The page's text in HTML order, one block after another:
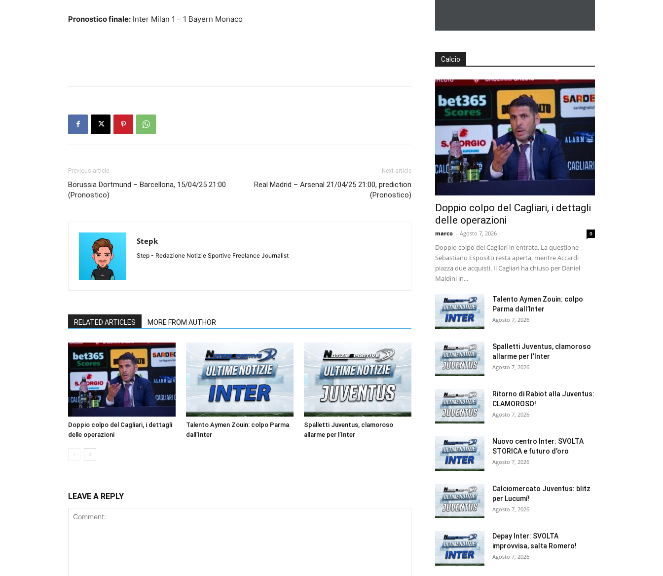
Pronostico finale: Inter Milan 1 – 1 Bayern Monaco
Previous article
Borussia Dortmund – Barcellona, 15/04/25 21:00
(Pronostico)
Next article
Real Madrid – Arsenal 21/04/25 21:00, prediction
(Pronostico)
Stepk
Step - Redazione Notizie Sportive Freelance Journalist
RELATED ARTICLES MORE FROM AUTHOR
Doppio colpo del Cagliari, i dettagli
delle operazioni
Talento Aymen Zouin: colpo Parma
dall’Inter
Spalletti Juventus, clamoroso
allarme per l’Inter
LEAVE A REPLY
Calcio
Doppio colpo del Cagliari, i dettagli
delle operazioni
marco - Agosto 7, 2026 0
Doppio colpo del Cagliari in entrata. La questione
Sebastiano Esposito resta aperta, mentre Accardi
piazza due acquisti. Il Cagliari ha chiuso per Daniel
Maldini in...
Talento Aymen Zouin: colpo
Parma dall’Inter
Agosto 7, 2026
Spalletti Juventus, clamoroso
allarme per l’Inter
Agosto 7, 2026
Ritorno di Rabiot alla Juventus:
CLAMOROSO!
Agosto 7, 2026
Nuovo centro Inter: SVOLTA
STORICA e futuro d’oro
Agosto 7, 2026
Calciomercato Juventus: blitz
per Lucumí!
Agosto 7, 2026
Depay Inter: SVOLTA
improvvisa, salta Romero!
Agosto 7, 2026